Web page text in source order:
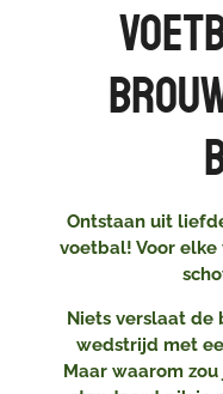
Ontstaan uit
voetbal! Voor
Niets verslaat de
wedstrijd met
Maar waarom